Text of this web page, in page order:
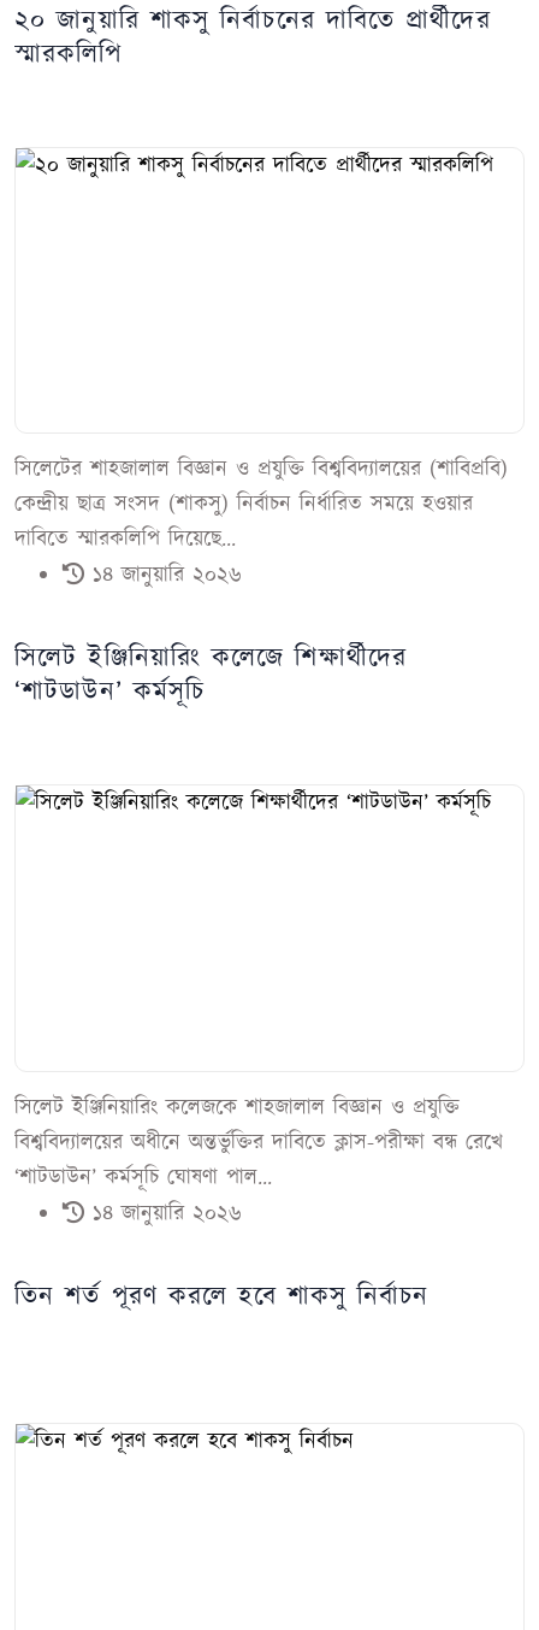
২০ জানুয়ারি শাকসু নির্বাচনের দাবিতে প্রার্থীদের
স্মারকলিপি
সিলেটের শাহজালাল বিজ্ঞান ও প্রযুক্তি বিশ্ববিদ্যালয়ের (শাবিপ্রবি)
কেন্দ্রীয় ছাত্র সংসদ (শাকসু) নির্বাচন নির্ধারিত সময়ে হওয়ার
দাবিতে স্মারকলিপি দিয়েছে...
১৪ জানুয়ারি ২০২৬
সিলেট ইঞ্জিনিয়ারিং কলেজে শিক্ষার্থীদের
‘শাটডাউন’ কর্মসূচি
সিলেট ইঞ্জিনিয়ারিং কলেজকে শাহজালাল বিজ্ঞান ও প্রযুক্তি
বিশ্ববিদ্যালয়ের অধীনে অন্তর্ভুক্তির দাবিতে ক্লাস-পরীক্ষা বন্ধ রেখে
‘শাটডাউন’ কর্মসূচি ঘোষণা পাল...
১৪ জানুয়ারি ২০২৬
তিন শর্ত পূরণ করলে হবে শাকসু নির্বাচন